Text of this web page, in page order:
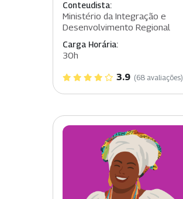
Conteudista:
Ministério da Integração e
Desenvolvimento Regional
Carga Horária:
30h
3.9 (68 avaliações)